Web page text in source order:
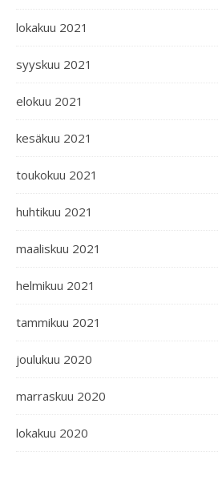
lokakuu 2021
syyskuu 2021
elokuu 2021
kesäkuu 2021
toukokuu 2021
huhtikuu 2021
maaliskuu 2021
helmikuu 2021
tammikuu 2021
joulukuu 2020
marraskuu 2020
lokakuu 2020